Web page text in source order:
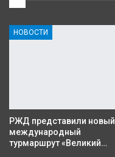
НОВОСТИ
РЖД представили новый
международный
турмаршрут «Великий…